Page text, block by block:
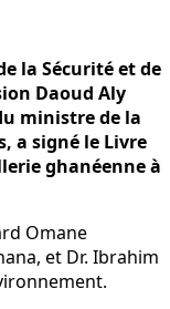
la Sécurité et de
Daoud Aly
ministre de la
a signé le Livre
ghanéenne à
Omane
et Dr. Ibrahim